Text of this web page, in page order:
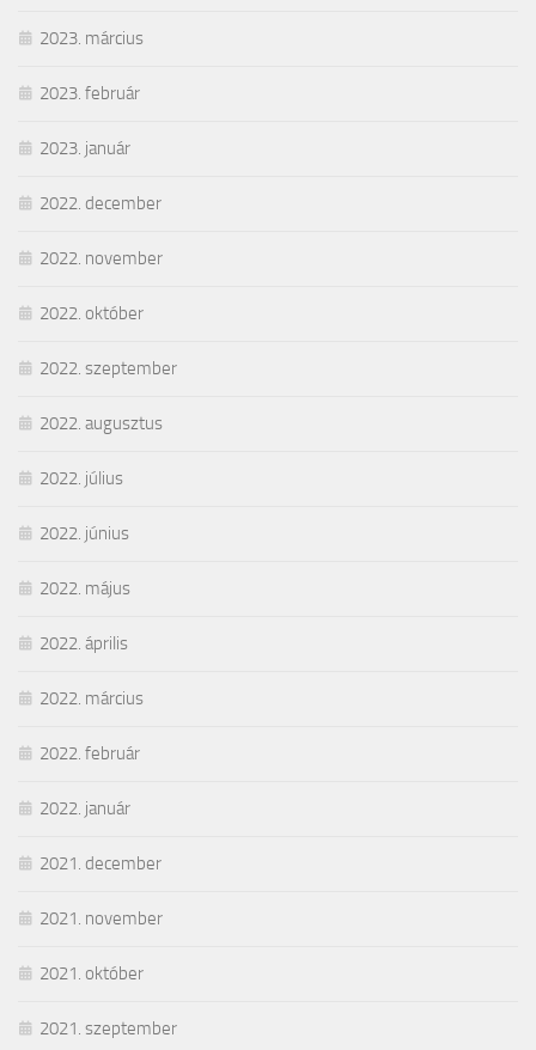
2023. március
2023. február
2023. január
2022. december
2022. november
2022. október
2022. szeptember
2022. augusztus
2022. július
2022. június
2022. május
2022. április
2022. március
2022. február
2022. január
2021. december
2021. november
2021. október
2021. szeptember